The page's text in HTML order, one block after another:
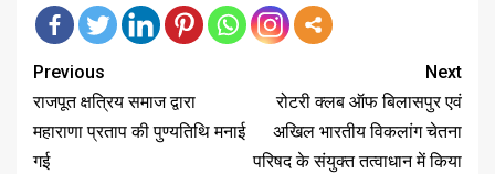
Previous
राजपूत क्षत्रिय समाज द्वारा
महाराणा प्रताप की पुण्यतिथि मनाई
गई
Next
रोटरी क्लब ऑफ बिलासपुर एवं
अखिल भारतीय विकलांग चेतना
परिषद के संयुक्त तत्वाधान में किया